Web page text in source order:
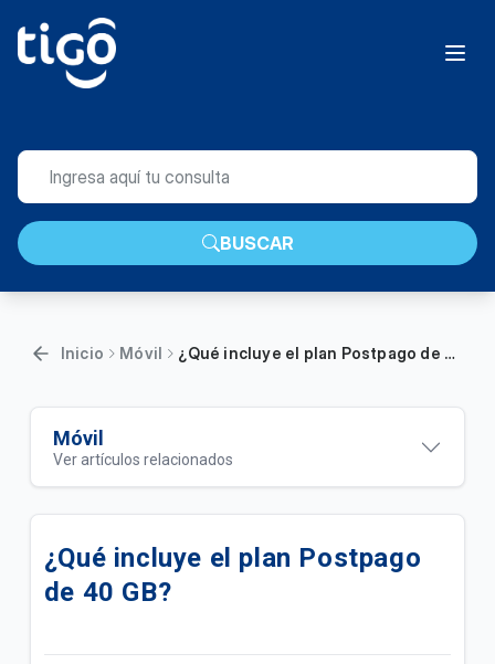
BUSCAR
Inicio Móvil ¿Qué incluye el plan Postpago de 40 GB?
Móvil
Ver artículos relacionados
Cómo activar el Roaming en tu iPhone.
Cómo activar el Roaming en tu Android.
¿Qué incluye el plan Postpago
de 40 GB?